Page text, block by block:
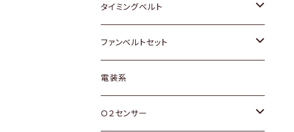
三菱
スバル
日野
クライスラー
ダイハツ
マツダ
三菱
スバル
ホンダ
マツダ
スズキ
ダイハツ
マツダ
三菱
ホンダ
スズキ
日産
ダイハツ
タイミングベルト
トヨタ
スズキ
ダイハツ
ファンベルトセット
トヨタ
ホンダ
電装系
Ｏ２センサー